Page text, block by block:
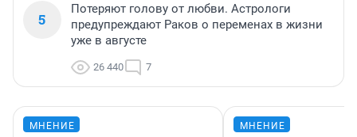
5
Потеряют голову от любви. Астрологи
предупреждают Раков о переменах в жизни
уже в августе
26 440 7
МНЕНИЕ МНЕНИЕ